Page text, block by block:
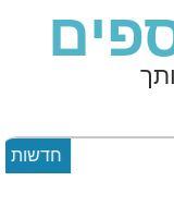
חדשות